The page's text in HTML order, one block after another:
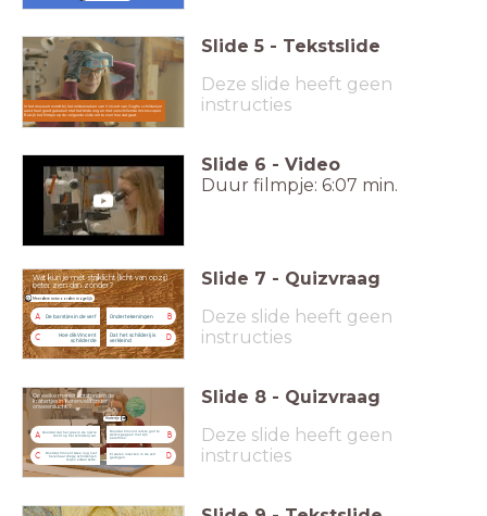
In het museum wordt bij het onderzoeken van Vincent van Goghs schilderijen
eerst heel goed gekeken met het blote oog en met verschillende microscopen.
Bekijk het filmpje op de volgende slide om te zien hoe dat gaat.
Slide 5 - Tekstslide
Deze slide heeft geen
instructies
Slide 6 - Video
Duur filmpje: 6:07 min.
Wat kun je mét strijklicht (licht van opzij)
beter zien dan zónder?
Meerdere antwoorden mogelijk
A De barstjes in de verf B
Ondertekeningen
C
Hoe dik Vincent
schilderde
D
Dat het schilderij is
verkleind
Slide 7 - Quizvraag
Deze slide heeft geen
instructies
Op welke manier ontstonden de
kratertjes in 'Korenveld onder
onweerslucht'?
Kratertje
A Doordat dat het glas in de lijst te
dicht op het schilderij zat. B
Doordat Vincent iets te grof te
werk is gegaan met zijn
paletmes.
C Doordat Vincent twee nog niet
helemaal droge schilderijen
tegen elkaar zette. D
Er waren insecten in de verf
gevlogen.
Slide 8 - Quizvraag
Deze slide heeft geen
instructies